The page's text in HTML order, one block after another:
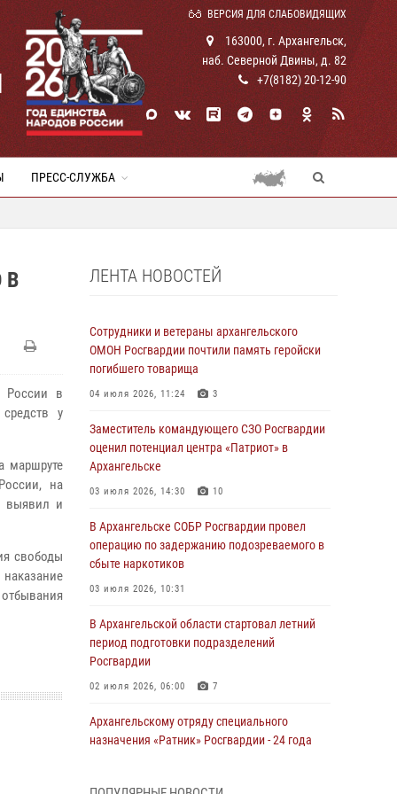
ВЕРСИЯ ДЛЯ СЛАБОВИДЯЩИХ
163000, г. Архангельск,
наб. Северной Двины, д. 82
+7(8182) 20-12-90
ПРЕСС-СЛУЖБА
В
России в
у
маршруте
на
выявил и
свободы
ЛЕНТА НОВОСТЕЙ
Сотрудники и ветераны архангельского
ОМОН Росгвардии почтили память геройски
погибшего товарища
04 июля 2026, 11:24 3
Заместитель командующего СЗО Росгвардии
оценил потенциал центра «Патриот» в
Архангельске
03 июля 2026, 14:30 10
В Архангельске СОБР Росгвардии провел
операцию по задержанию подозреваемого в
сбыте наркотиков
03 июля 2026, 10:31
В Архангельской области стартовал летний
период подготовки подразделений
Росгвардии
02 июля 2026, 06:00 7
Архангельскому отряду специального
назначения «Ратник» Росгвардии - 24 года